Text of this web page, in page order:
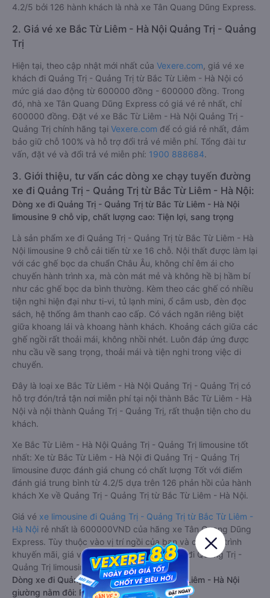
4.2/5 bởi 126 hành khách là nhà xe Tân Quang Dũng Express.
2. Giá vé xe Bắc Từ Liêm - Hà Nội Quảng Trị - Quảng
Trị
Hiện tại, theo cập nhật mới nhất của Vexere.com , giá vé xe
khách đi Quảng Trị - Quảng Trị từ Bắc Từ Liêm - Hà Nội có
mức giá dao động từ 600000 đồng - 600000 đồng. Trong
đó, nhà xe Tân Quang Dũng Express có giá vé rẻ nhất, chỉ
600000 đồng. Đặt vé xe Bắc Từ Liêm - Hà Nội Quảng Trị -
Quảng Trị chính hãng tại Vexere.com để có giá rẻ nhất, đảm
bảo giữ chỗ 100% và hỗ trợ đổi trả vé miễn phí. Tổng đài tư
vấn, đặt vé và đổi trả vé miễn phí: 1900 888684.
3. Giới thiệu, tư vấn các dòng xe chạy tuyến đường
xe đi Quảng Trị - Quảng Trị từ Bắc Từ Liêm - Hà Nội:
Dòng xe đi Quảng Trị - Quảng Trị từ Bắc Từ Liêm - Hà Nội
limousine 9 chỗ vip, chất lượng cao: Tiện lợi, sang trọng
Là sản phẩm xe đi Quảng Trị - Quảng Trị từ Bắc Từ Liêm - Hà
Nội limousine 9 chỗ cải tiến từ xe 16 chỗ. Nội thất được làm lại
với các ghế bọc da chuẩn Châu Âu, không chỉ êm ái cho
chuyến hành trình xa, mà còn mát mẻ và không hề bị hầm bí
như các ghế bọc da bình thường. Kèm theo các ghế có nhiều
tiện nghi hiện đại như ti-vi, tủ lạnh mini, ổ cắm usb, đèn đọc
sách, hệ thống âm thanh cao cấp. Có vách ngăn riêng biệt
giữa khoang lái và khoang hành khách. Khoảng cách giữa các
ghế ngồi rất thoải mái, không nhồi nhét. Luôn đáp ứng được
nhu cầu về sang trọng, thoải mái và tiện nghi trong việc di
chuyển.
Đây là loại xe Bắc Từ Liêm - Hà Nội Quảng Trị - Quảng Trị có
hỗ trợ đón/trả tận nơi miễn phí tại nội thành Bắc Từ Liêm - Hà
Nội và nội thành Quảng Trị - Quảng Trị, rất thuận tiện cho du
khách.
Xe Bắc Từ Liêm - Hà Nội Quảng Trị - Quảng Trị limousine tốt
nhất: Xe từ Bắc Từ Liêm - Hà Nội đi Quảng Trị - Quảng Trị
limousine được đánh giá chung có chất lượng Tốt với điểm
đánh giá trung bình từ 4.2/5 dựa trên 126 phản hồi của hành
khách Xe về Quảng Trị - Quảng Trị từ Bắc Từ Liêm - Hà Nội.
Giá vé xe limousine đi Quảng Trị - Quảng Trị từ Bắc Từ Liêm -
Hà Nội rẻ nhất là 600000VND của hãng xe Tân Quang Dũng
Express. Tùy thuộc vào vị trí ngồi của bạn và chương trình
khuyến mãi, giá vé Xe Bắc Từ Liêm - Hà Nội đi Quảng Trị -
Quảng Trị limousine này có thể sẽ rẻ hơn
Dòng xe đi Quảng Trị - Quảng Trị từ Bắc Từ Liêm - Hà Nội
giường nằm đôi: Riêng tư, đầy đủ tiện nghi